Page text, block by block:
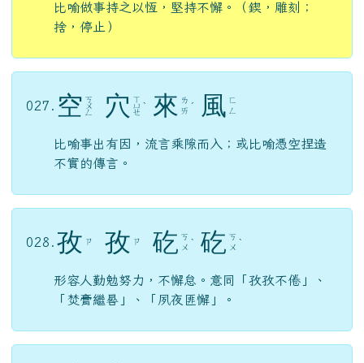
比喻做事持之以恆，堅持不懈。（鍥，雕刻；
捨，停止）
027. 空 ㄎ
ㄨ
ㄥ 穴 ㄒ
ㄩ
ㄝ
ˋ 來 ㄌ
ㄞ ˊ 風 ㄈ
ㄥ
比喻事出有因，流言乘隙而入；或比喻憑空捏造
不實的傳言。
028. 孜 ㄗ 孜 ㄗ 矻 ㄎ
ㄨ ˋ 矻 ㄎ
ㄨ ˋ
形容人勤勉努力，不懈怠。意同「孜孜不倦」、
「焚膏繼晷」、「夙夜匪懈」。